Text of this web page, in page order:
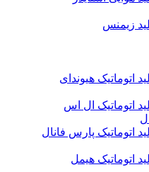
زیمنس
اتوماتیک هیوندای
اتوماتیک ال اس
اتوماتیک پارس فانال
اتوماتیک هیمل